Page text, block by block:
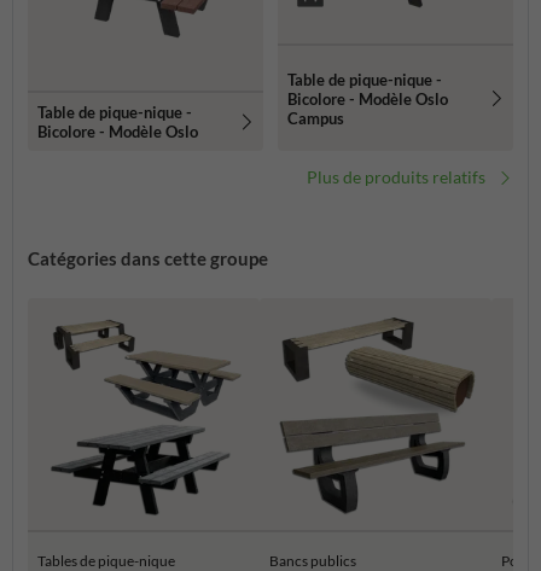
Table de pique-nique -
Bicolore - Modèle Oslo
Table de pique-nique -
Bicolore - Modèle Oslo
Campus
Plus de produits relatifs
Catégories dans cette groupe
Tables de pique-nique Bancs publics